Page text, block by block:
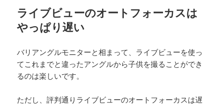
ライブビューのオートフォーカスは
やっぱり遅い
バリアングルモニターと相まって、ライブビューを使っ
てこれまでと違ったアングルから子供を撮ることができ
るのは楽しいです。
ただし、評判通りライブビューのオートフォーカスは遅